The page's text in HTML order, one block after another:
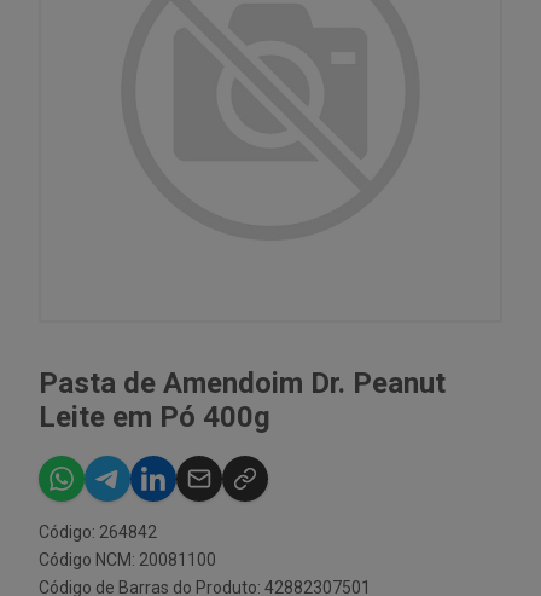
Pasta de Amendoim Dr. Peanut
Leite em Pó 400g
Código: 264842
Código NCM: 20081100
Código de Barras do Produto: 42882307501